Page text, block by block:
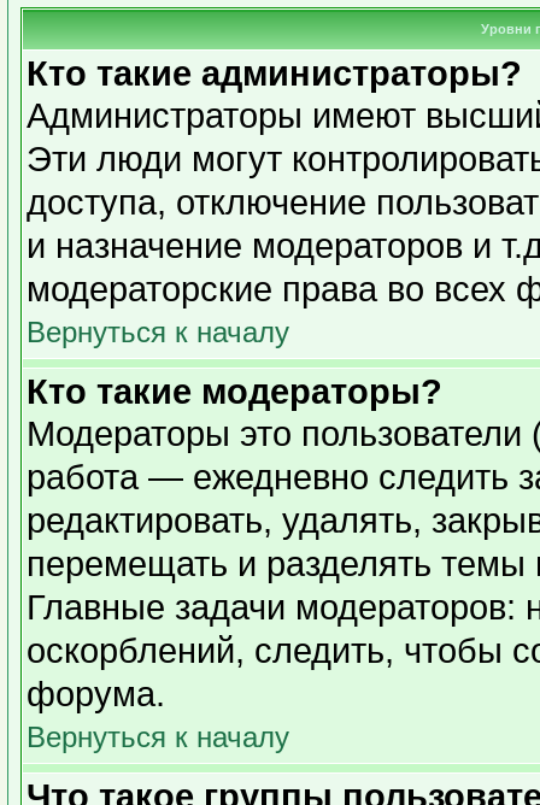
Уровни
Кто такие администраторы?
Администраторы имеют
Эти люди могут
доступа, отключение
и назначение модераторов и
модераторские права во всех
Вернуться к началу
Кто такие модераторы?
Модераторы это пользователи
работа — ежедневно следить
редактировать, удалять,
перемещать и разделять темы
Главные задачи модераторов:
оскорблений, следить, чтобы
форума.
Вернуться к началу
Что такое группы